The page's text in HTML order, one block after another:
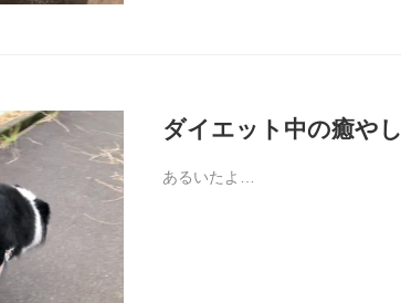
ダイエット中の癒やし
あるいたよ…